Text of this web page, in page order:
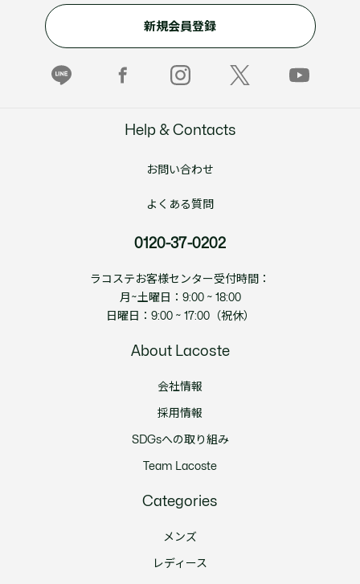
新規会員登録
Help & Contacts
お問い合わせ
よくある質問
0120-37-0202
ラコステお客様センター受付時間：
月~土曜日：9:00 ~ 18:00
日曜日：9:00 ~ 17:00（祝休）
About Lacoste
会社情報
採用情報
SDGsへの取り組み
Team Lacoste
Categories
メンズ
レディース